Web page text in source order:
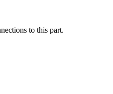
to this part.